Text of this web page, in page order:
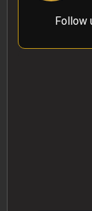
Follow